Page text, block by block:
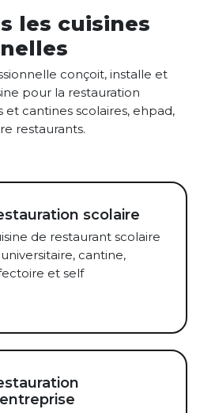
les cuisines
conçoit, installe et
pour la restauration
et cantines scolaires, ehpad,
restaurants.
scolaire
de restaurant scolaire
cantine,
et self